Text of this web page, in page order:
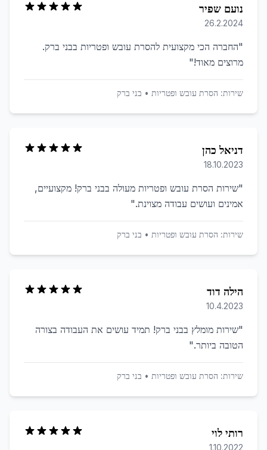
נועם שפיר
26.2.2024
"החברה הכי מקצועית להסרת עובש ופטריות בבני ברק.
מרוצים מאוד!"
שירות: הסרת עובש ופטריות • בני ברק
דניאל כהן
18.10.2023
"שירות הסרת עובש ופטריות מעולה בבני ברק! מקצועיים,
אמינים ועושים עבודה מצוינת."
שירות: הסרת עובש ופטריות • בני ברק
הילה דוד
10.4.2023
"שירות מומלץ בבני ברק! תמיד עושים את העבודה בצורה
הטובה ביותר."
שירות: הסרת עובש ופטריות • בני ברק
רותי לוי
1.10.2022